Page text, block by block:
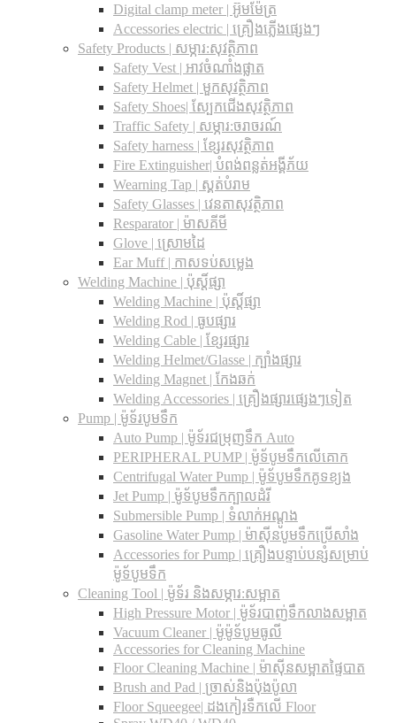
Digital clamp meter | អ៊ូមម៉ែត្រ
Accessories electric | គ្រឿងភ្លើងផ្សេងៗ
Safety Products | សម្ភារ:សុវត្ថិភាព
Safety Vest | អាវចំណាំងផ្លាត
Safety Helmet | មួកសុវត្ថិភាព
Safety Shoes| ស្បែកជើងសុវត្ថិភាព
Traffic Safety​ | សម្ភារ:ចរាចរណ៍
Safety harness | ខ្សែរសុវត្ថិភាព
Fire Extinguisher| បំពង់ពន្លត់អង្គីភ័យ
Wearning Tap | ស្គត់បំរាម
Safety Glasses | វេនតាសុវត្ថិភាព
Resparator | ម៉ាសគីមី
Glove | ស្រោមដៃ
Ear Muff | កាសទប់សម្លេង
Welding Machine | ប៉ុស្តិ៍ផ្សា
Welding Machine | ប៉ុស្តិ៍ផ្សា
Welding Rod | ធូបផ្សារ
Welding Cable | ខ្សែរផ្សារ
Welding Helmet/Glasse | ក្បាំងផ្សារ
Welding Magnet | កែងឆក់
Welding Accessories | គ្រឿងផ្សារផ្សេងៗទៀត
Pump | ម៉ូទ័របូមទឹក
Auto Pump | ម៉ូទ័រជម្រុញទឹក Auto
PERIPHERAL PUMP | ម៉ូទ័បូមទឹកលើគោក
Centrifugal Water Pump | ម៉ូទ័បូមទឹកគូទខ្យង
Jet Pump | ម៉ូទ័បូមទឹកក្បាលដំរី
Submersible Pump | ទំលាក់អណ្តូង
Gasoline Water Pump | ម៉ាស៊ីនបូមទឹកប្រើសាំង
Accessories for Pump | គ្រឿងបន្ទាប់បន្សំសម្រាប់
ម៉ូទ័បូមទឹក
Cleaning Tool | ម៉ូទ័រ និងសម្ភារ:សម្អាត
High Pressure Motor | ម៉ូទ័របាញ់ទឹកលាងសម្អាត
Vacuum Cleaner | ម៉ូម៉ូទ័បូមធូលី
Accessories for Cleaning Machine
Floor Cleaning Machine | ម៉ាស៊ីនសម្អាតផ្ទៃបាត
Brush and Pad | ច្រាស់និងប៉ុងប៉ូលា
Floor Squeegee| ដងកៀរទឺកលើ Floor